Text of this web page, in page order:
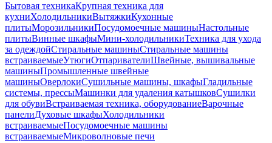
Бытовая техникаКрупная техника для
кухниХолодильникиВытяжкиКухонные
плитыМорозильникиПосудомоечные машиныНастольные
плитыВинные шкафыМини-холодильникиТехника для ухода
за одеждойСтиральные машиныСтиральные машины
встраиваемыеУтюгиОтпаривателиШвейные, вышивальные
машиныПромышленные швейные
машиныОверлокиСушильные машины, шкафыГладильные
системы, прессыМашинки для удаления катышковСушилки
для обувиВстраиваемая техника, оборудованиеВарочные
панелиДуховые шкафыХолодильники
встраиваемыеПосудомоечные машины
встраиваемыеМикроволновые печи